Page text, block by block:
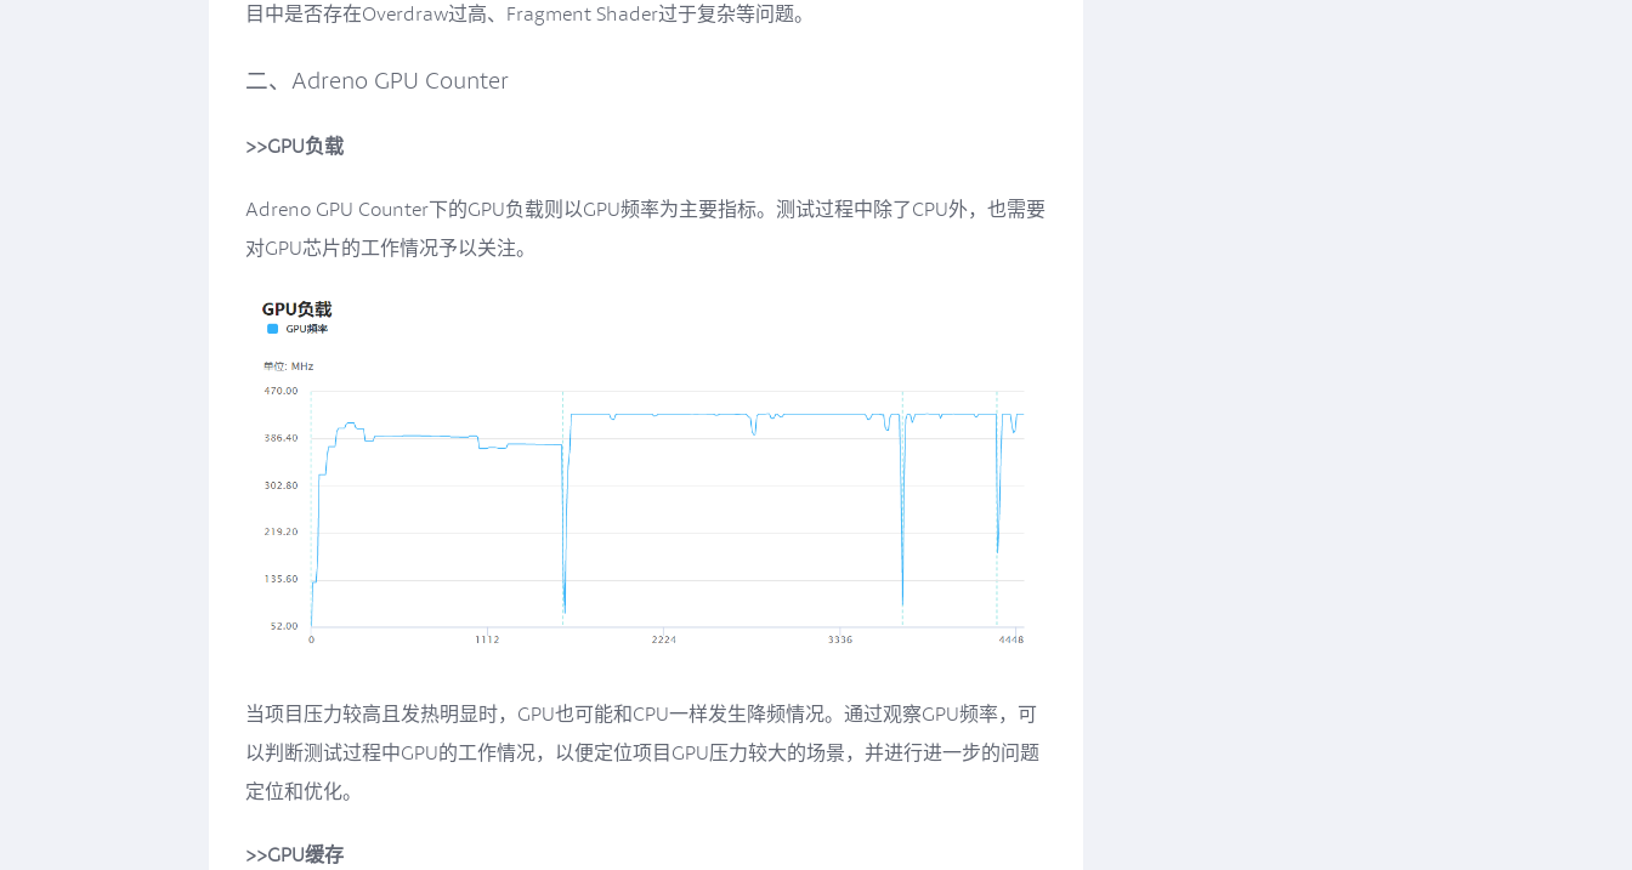
目中是否存在Overdraw过高、Fragment Shader过于复杂等问题。
二、Adreno GPU Counter
>>GPU负载
Adreno GPU Counter下的GPU负载则以GPU频率为主要指标。测试过程中除了CPU外，也需要
对GPU芯片的工作情况予以关注。
当项目压力较高且发热明显时，GPU也可能和CPU一样发生降频情况。通过观察GPU频率，可
以判断测试过程中GPU的工作情况，以便定位项目GPU压力较大的场景，并进行进一步的问题
定位和优化。
>>GPU缓存